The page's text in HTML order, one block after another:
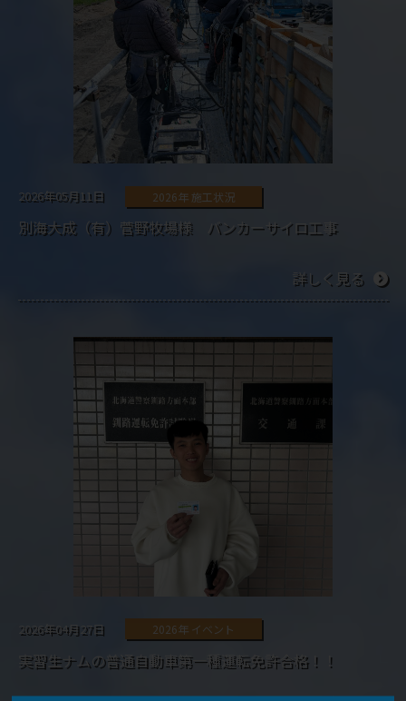
2026年05月11日 2026年 施工状況
別海大成（有）菅野牧場様 バンカーサイロ工事
詳しく見る
2026年04月27日 2026年 イベント
実習生ナムの普通自動車第一種運転免許合格！！